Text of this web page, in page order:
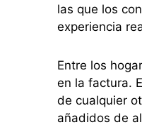
las que los
experiencia
Entre los
en la factura.
de cualquier
añadidos de